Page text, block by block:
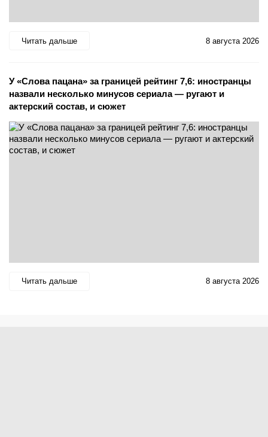
Читать дальше 8 августа 2026
У «Слова пацана» за границей рейтинг 7,6: иностранцы
назвали несколько минусов сериала — ругают и
актерский состав, и сюжет
Читать дальше 8 августа 2026